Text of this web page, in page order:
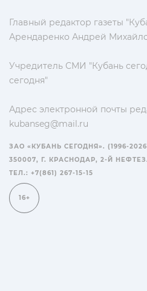
Главный редактор газеты
Арендаренко Андрей
Учредитель СМИ "Кубань
сегодня"
Адрес электронной почты
kubanseg@mail.ru
ЗАО «КУБАНЬ СЕГОДНЯ». (1996-
350007, Г. КРАСНОДАР, 2-Й
ТЕЛ.: +7(861) 267-15-15
16+